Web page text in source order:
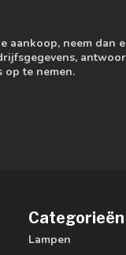
aankoop, neem dan
op te nemen.
Categorieën
Lampen